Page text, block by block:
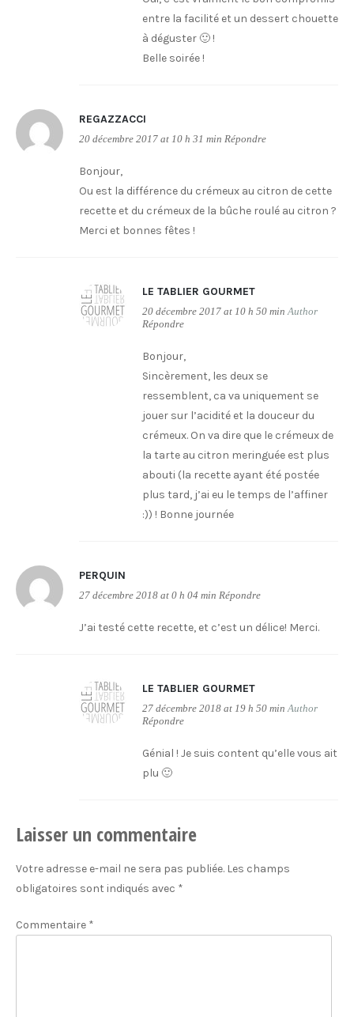
entre la facilité et un dessert chouette
à déguster 🙂 !
Belle soirée !
REGAZZACCI
20 décembre 2017 at 10 h 31 min Répondre
Bonjour,
Ou est la différence du crémeux au citron de cette
recette et du crémeux de la bûche roulé au citron ?
Merci et bonnes fêtes !
LE TABLIER GOURMET
20 décembre 2017 at 10 h 50 min Author
Répondre
Bonjour,
Sincèrement, les deux se
ressemblent, ca va uniquement se
jouer sur l’acidité et la douceur du
crémeux. On va dire que le crémeux de
la tarte au citron meringuée est plus
abouti (la recette ayant été postée
plus tard, j’ai eu le temps de l’affiner
:)) ! Bonne journée
PERQUIN
27 décembre 2018 at 0 h 04 min Répondre
J’ai testé cette recette, et c’est un délice! Merci.
LE TABLIER GOURMET
27 décembre 2018 at 19 h 50 min Author
Répondre
Génial ! Je suis content qu’elle vous ait
plu 🙂
Laisser un commentaire
Votre adresse e-mail ne sera pas publiée. Les champs
obligatoires sont indiqués avec *
Commentaire *